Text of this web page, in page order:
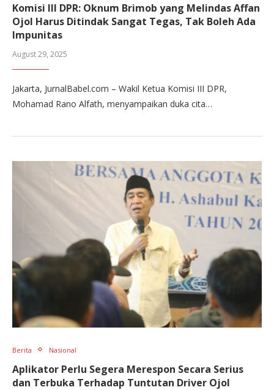
Komisi III DPR: Oknum Brimob yang Melindas Affan
Ojol Harus Ditindak Sangat Tegas, Tak Boleh Ada
Impunitas
August 29, 2025
Jakarta, JurnalBabel.com – Wakil Ketua Komisi III DPR,
Mohamad Rano Alfath, menyampaikan duka cita…
Berita Nasional
Aplikator Perlu Segera Merespon Secara Serius
dan Terbuka Terhadap Tuntutan Driver Ojol